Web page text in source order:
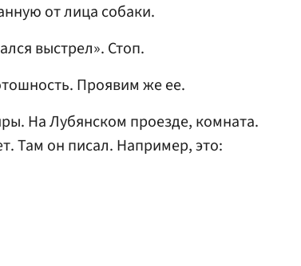
от лица собаки.
выстрел». Стоп.
Проявим же ее.
На Лубянском проезде, комната.
Там он писал. Например, это: